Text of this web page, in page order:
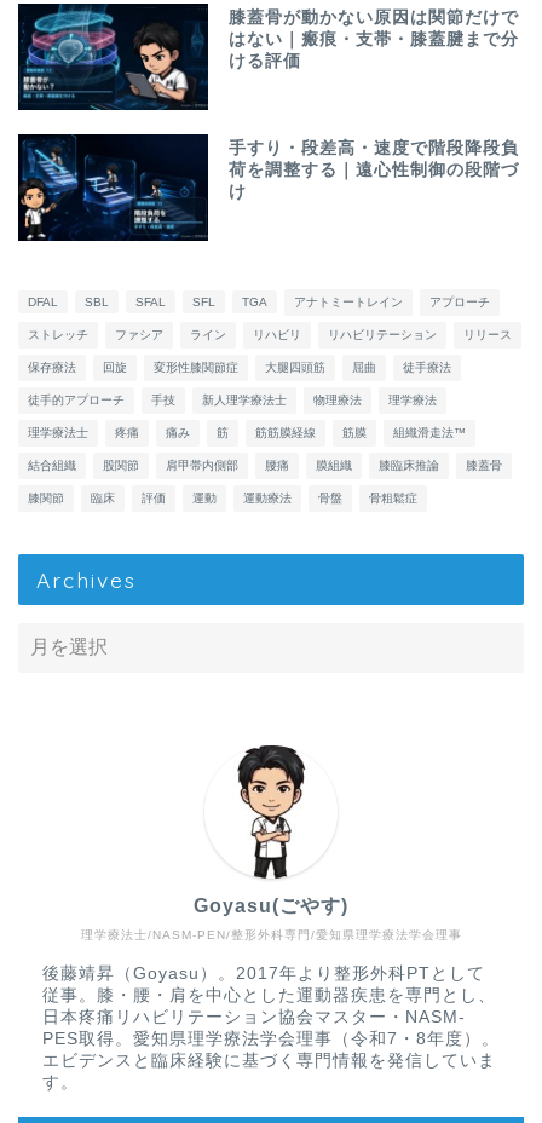
膝蓋骨が動かない原因は関節だけで
はない｜瘢痕・支帯・膝蓋腱まで分
ける評価
手すり・段差高・速度で階段降段負
荷を調整する｜遠心性制御の段階づ
け
DFAL SBL SFAL SFL TGA アナトミートレイン アプローチ
ストレッチ ファシア ライン リハビリ リハビリテーション リリース
保存療法 回旋 変形性膝関節症 大腿四頭筋 屈曲 徒手療法
徒手的アプローチ 手技 新人理学療法士 物理療法 理学療法
理学療法士 疼痛 痛み 筋 筋筋膜経線 筋膜 組織滑走法™
結合組織 股関節 肩甲帯内側部 腰痛 膜組織 膝臨床推論 膝蓋骨
膝関節 臨床 評価 運動 運動療法 骨盤 骨粗鬆症
Archives
理学療法士/NASM-PEN/整形外科専門/愛知県理学療法学会理事
Goyasu(ごやす)
後藤靖昇（Goyasu）。2017年より整形外科PTとして
従事。膝・腰・肩を中心とした運動器疾患を専門とし、
日本疼痛リハビリテーション協会マスター・NASM-
PES取得。愛知県理学療法学会理事（令和7・8年度）。
エビデンスと臨床経験に基づく専門情報を発信していま
す。
疾患から探す